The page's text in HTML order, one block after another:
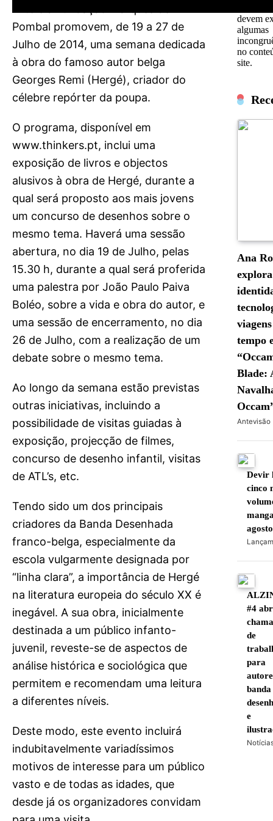
Pombal promovem, de 19 a 27 de
Julho de 2014, uma semana dedicada
à obra do famoso autor belga
Georges Remi (Hergé), criador do
célebre repórter da poupa.
O programa, disponível em
www.thinkers.pt, inclui uma
exposição de livros e objectos
alusivos à obra de Hergé, durante a
qual será proposto aos mais jovens
um concurso de desenhos sobre o
mesmo tema. Haverá uma sessão
abertura, no dia 19 de Julho, pelas
15.30 h, durante a qual será proferida
uma palestra por João Paulo Paiva
Boléo, sobre a vida e obra do autor, e
uma sessão de encerramento, no dia
26 de Julho, com a realização de um
debate sobre o mesmo tema.
Ao longo da semana estão previstas
outras iniciativas, incluindo a
possibilidade de visitas guiadas à
exposição, projecção de filmes,
concurso de desenho infantil, visitas
de ATL’s, etc.
Tendo sido um dos principais
criadores da Banda Desenhada
franco-belga, especialmente da
escola vulgarmente designada por
“linha clara”, a importância de Hergé
na literatura europeia do século XX é
inegável. A sua obra, inicialmente
destinada a um público infanto-
juvenil, reveste-se de aspectos de
análise histórica e sociológica que
permitem e recomendam uma leitura
a diferentes níveis.
Deste modo, este evento incluirá
indubitavelmente variadíssimos
motivos de interesse para um público
vasto e de todas as idades, que
desde já os organizadores convidam
devem
algumas
no
site.
Ana
explora
tempo
Blade:
Antevisão
Devir
cinco
agosto
#4
de
para
banda
e